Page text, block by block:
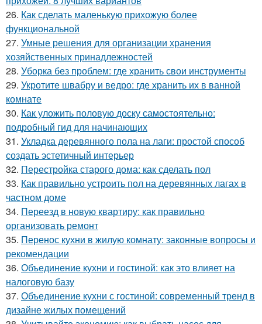
26. Как сделать маленькую прихожую более
функциональной
27. Умные решения для организации хранения
хозяйственных принадлежностей
28. Уборка без проблем: где хранить свои инструменты
29. Укротите швабру и ведро: где хранить их в ванной
комнате
30. Как уложить половую доску самостоятельно:
подробный гид для начинающих
31. Укладка деревянного пола на лаги: простой способ
создать эстетичный интерьер
32. Перестройка старого дома: как сделать пол
33. Как правильно устроить пол на деревянных лагах в
частном доме
34. Переезд в новую квартиру: как правильно
организовать ремонт
35. Перенос кухни в жилую комнату: законные вопросы и
рекомендации
36. Объединение кухни и гостиной: как это влияет на
налоговую базу
37. Объединение кухни с гостиной: современный тренд в
дизайне жилых помещений